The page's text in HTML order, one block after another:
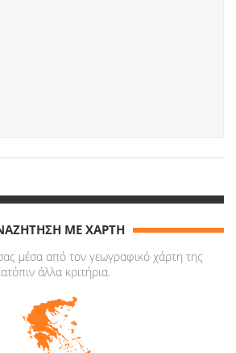
ΜΕ ΧΑΡΤΗ
μέσα από τον γεωγραφικό χάρτη της
άλλα κριτήρια.